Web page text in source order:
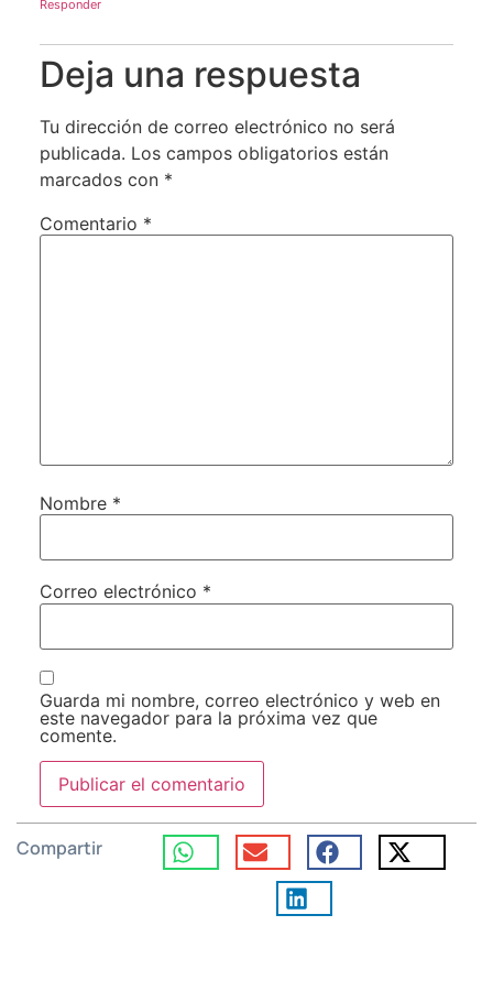
Responder
Deja una respuesta
Tu dirección de correo electrónico no será
publicada. Los campos obligatorios están
marcados con *
Comentario *
Nombre *
Correo electrónico *
Guarda mi nombre, correo electrónico y web en
este navegador para la próxima vez que
comente.
Compartir